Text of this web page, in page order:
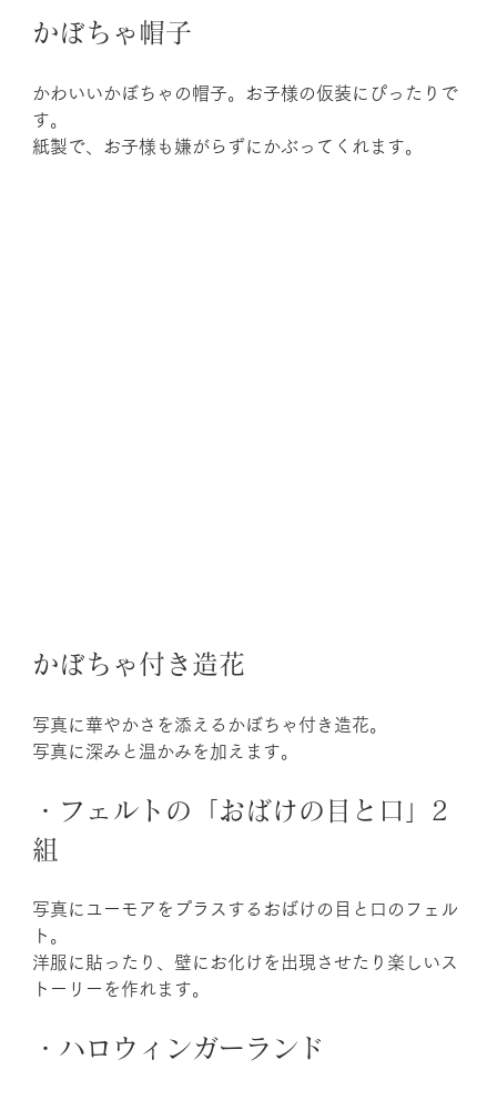
かぼちゃ帽子
かわいいかぼちゃの帽子。お子様の仮装にぴったりで
す。
紙製で、お子様も嫌がらずにかぶってくれます。
かぼちゃ付き造花
写真に華やかさを添えるかぼちゃ付き造花。
写真に深みと温かみを加えます。
・フェルトの「おばけの目と口」2
組
写真にユーモアをプラスするおばけの目と口のフェル
ト。
洋服に貼ったり、壁にお化けを出現させたり楽しいス
トーリーを作れます。
・ハロウィンガーランド